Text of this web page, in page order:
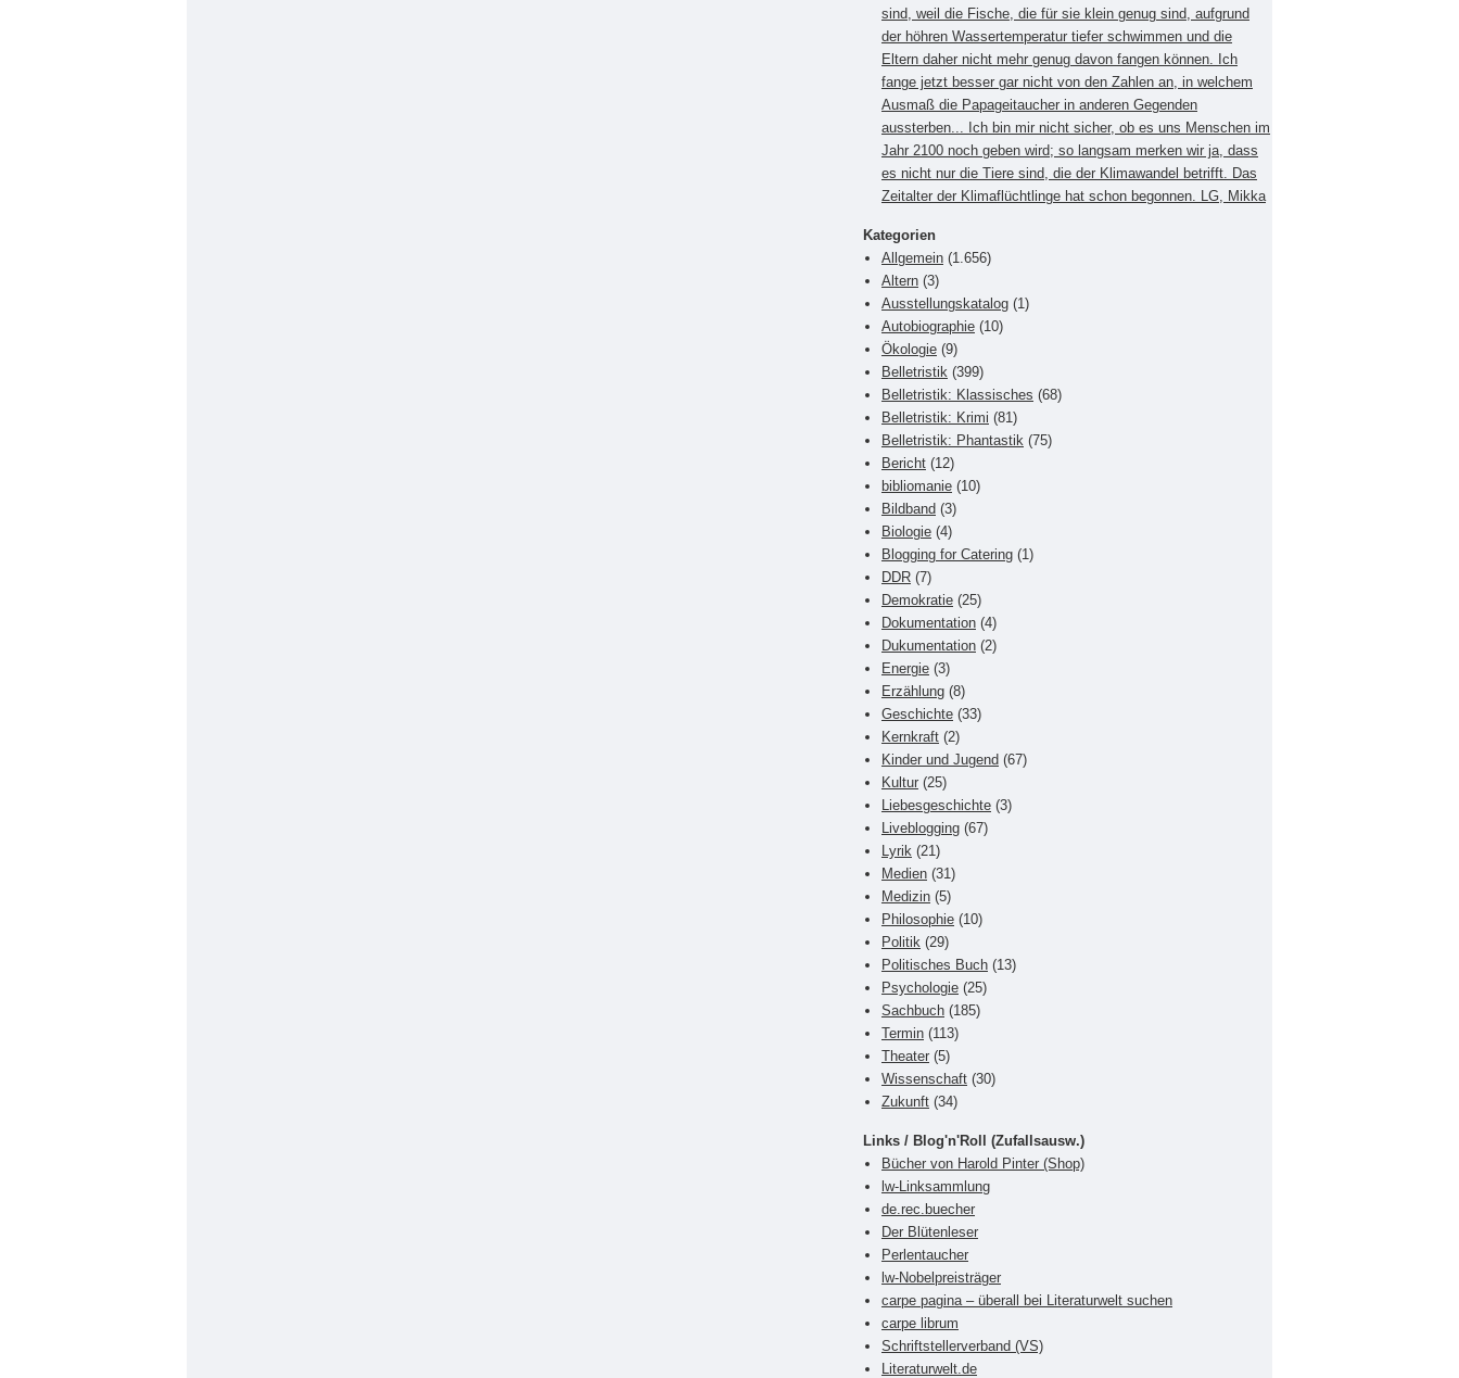
sind, weil die Fische, die für sie klein genug sind, aufgrund
der höhren Wassertemperatur tiefer schwimmen und die
Eltern daher nicht mehr genug davon fangen können. Ich
fange jetzt besser gar nicht von den Zahlen an, in welchem
Ausmaß die Papageitaucher in anderen Gegenden
aussterben... Ich bin mir nicht sicher, ob es uns Menschen im
Jahr 2100 noch geben wird; so langsam merken wir ja, dass
es nicht nur die Tiere sind, die der Klimawandel betrifft. Das
Zeitalter der Klimaflüchtlinge hat schon begonnen. LG, Mikka
Kategorien
Allgemein (1.656)
Altern (3)
Ausstellungskatalog (1)
Autobiographie (10)
Ökologie (9)
Belletristik (399)
Belletristik: Klassisches (68)
Belletristik: Krimi (81)
Belletristik: Phantastik (75)
Bericht (12)
bibliomanie (10)
Bildband (3)
Biologie (4)
Blogging for Catering (1)
DDR (7)
Demokratie (25)
Dokumentation (4)
Dukumentation (2)
Energie (3)
Erzählung (8)
Geschichte (33)
Kernkraft (2)
Kinder und Jugend (67)
Kultur (25)
Liebesgeschichte (3)
Liveblogging (67)
Lyrik (21)
Medien (31)
Medizin (5)
Philosophie (10)
Politik (29)
Politisches Buch (13)
Psychologie (25)
Sachbuch (185)
Termin (113)
Theater (5)
Wissenschaft (30)
Zukunft (34)
Links / Blog'n'Roll (Zufallsausw.)
Bücher von Harold Pinter (Shop)
lw-Linksammlung
de.rec.buecher
Der Blütenleser
Perlentaucher
lw-Nobelpreisträger
carpe pagina – überall bei Literaturwelt suchen
carpe librum
Schriftstellerverband (VS)
Literaturwelt.de